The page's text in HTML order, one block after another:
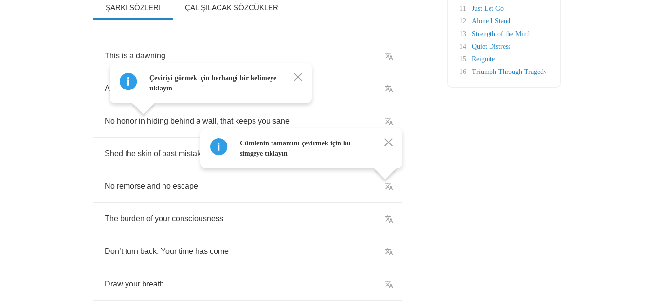
ŞARKI SÖZLERI ÇALIŞILACAK SÖZCÜKLER
This is a dawning
A calling face down
No honor in hiding behind a wall , that keeps you sane
Shed the skin of past mistakes
No remorse and no escape
The burden of your consciousness
Don’t turn back. Your time has come
Draw your breath
Çeviriyi görmek için herhangi bir kelimeye
tıklayın
Cümlenin tamamını çevirmek için bu
simgeye tıklayın
11
Just Let Go
12
Alone I Stand
13
Strength of the Mind
14
Quiet Distress
15
Reignite
16
Triumph Through Tragedy